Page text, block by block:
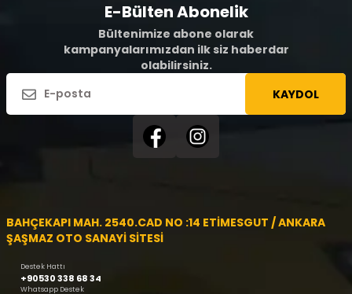
E-Bülten Abonelik
Bültenimize abone olarak
kampanyalarımızdan ilk siz haberdar
olabilirsiniz.
KAYDOL
BAHÇEKAPI MAH. 2540.CAD NO :14 ETİMESGUT / ANKARA
ŞAŞMAZ OTO SANAYİ SİTESİ
Destek Hattı
+90530 338 68 34
Whatsapp Destek